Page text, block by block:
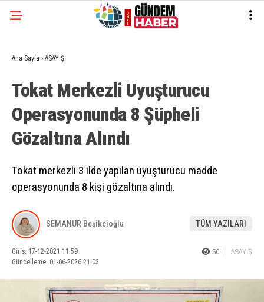
Ana Sayfa › ASAYİŞ
Tokat Merkezli Uyuşturucu
Operasyonunda 8 Şüpheli
Gözaltına Alındı
Tokat merkezli 3 ilde yapılan uyuşturucu madde
operasyonunda 8 kişi gözaltına alındı.
SEMANUR Beşikcioğlu TÜM YAZILARI
Giriş: 17-12-2021 11:59
Güncelleme: 01-06-2026 21:03
50 ASAYİŞ